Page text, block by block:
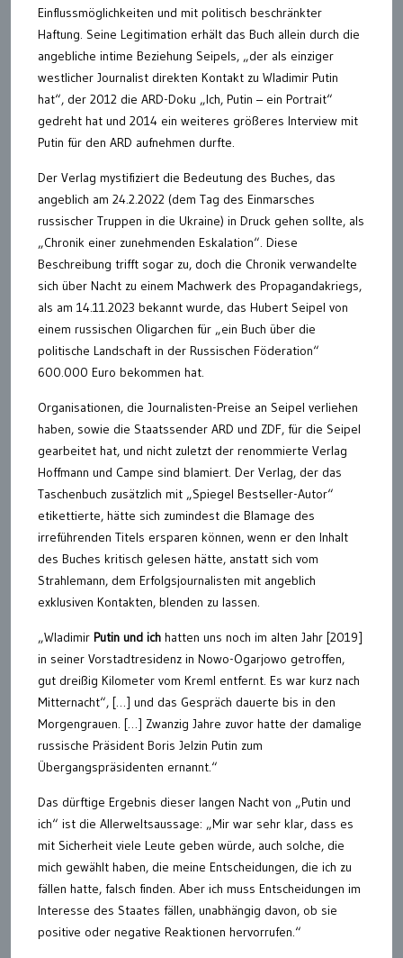
Einflussmöglichkeiten und mit politisch beschränkter
Haftung. Seine Legitimation erhält das Buch allein durch die
angebliche intime Beziehung Seipels, „der als einziger
westlicher Journalist direkten Kontakt zu Wladimir Putin
hat“, der 2012 die ARD-Doku „Ich, Putin – ein Portrait“
gedreht hat und 2014 ein weiteres größeres Interview mit
Putin für den ARD aufnehmen durfte.
Der Verlag mystifiziert die Bedeutung des Buches, das
angeblich am 24.2.2022 (dem Tag des Einmarsches
russischer Truppen in die Ukraine) in Druck gehen sollte, als
„Chronik einer zunehmenden Eskalation“. Diese
Beschreibung trifft sogar zu, doch die Chronik verwandelte
sich über Nacht zu einem Machwerk des Propagandakriegs,
als am 14.11.2023 bekannt wurde, das Hubert Seipel von
einem russischen Oligarchen für „ein Buch über die
politische Landschaft in der Russischen Föderation“
600.000 Euro bekommen hat.
Organisationen, die Journalisten-Preise an Seipel verliehen
haben, sowie die Staatssender ARD und ZDF, für die Seipel
gearbeitet hat, und nicht zuletzt der renommierte Verlag
Hoffmann und Campe sind blamiert. Der Verlag, der das
Taschenbuch zusätzlich mit „Spiegel Bestseller-Autor“
etikettierte, hätte sich zumindest die Blamage des
irreführenden Titels ersparen können, wenn er den Inhalt
des Buches kritisch gelesen hätte, anstatt sich vom
Strahlemann, dem Erfolgsjournalisten mit angeblich
exklusiven Kontakten, blenden zu lassen.
„Wladimir Putin und ich hatten uns noch im alten Jahr [2019]
in seiner Vorstadtresidenz in Nowo-Ogarjowo getroffen,
gut dreißig Kilometer vom Kreml entfernt. Es war kurz nach
Mitternacht“, […] und das Gespräch dauerte bis in den
Morgengrauen. […] Zwanzig Jahre zuvor hatte der damalige
russische Präsident Boris Jelzin Putin zum
Übergangspräsidenten ernannt.“
Das dürftige Ergebnis dieser langen Nacht von „Putin und
ich“ ist die Allerweltsaussage: „Mir war sehr klar, dass es
mit Sicherheit viele Leute geben würde, auch solche, die
mich gewählt haben, die meine Entscheidungen, die ich zu
fällen hatte, falsch finden. Aber ich muss Entscheidungen im
Interesse des Staates fällen, unabhängig davon, ob sie
positive oder negative Reaktionen hervorrufen.“